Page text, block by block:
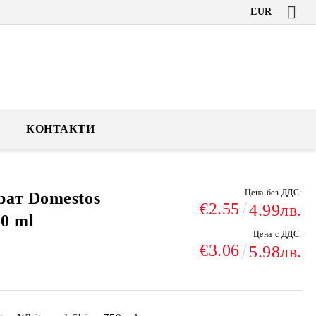
EUR
КОНТАКТИ
Domestos
ml
Цена без ДДС:
€2.55 4.99лв.
Цена с ДДС:
€3.06 5.98лв.